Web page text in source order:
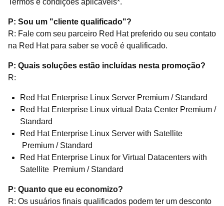
Termos e condições aplicáveis*.
P: Sou um "cliente qualificado"?
R: Fale com seu parceiro Red Hat preferido ou seu contato
na Red Hat para saber se você é qualificado.
P: Quais soluções estão incluídas nesta promoção?
R:
Red Hat Enterprise Linux Server Premium / Standard
Red Hat Enterprise Linux virtual Data Center Premium /
Standard
Red Hat Enterprise Linux Server with Satellite
Premium / Standard
Red Hat Enterprise Linux for Virtual Datacenters with
Satellite Premium / Standard
P: Quanto que eu economizo?
R: Os usuários finais qualificados podem ter um desconto